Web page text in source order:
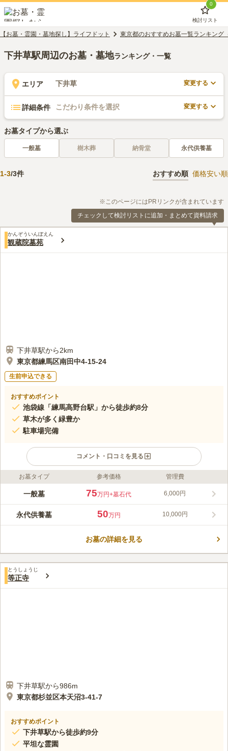
0
検討リスト
【お墓・霊園・墓地探し】ライフドット 東京都のおすすめお墓一覧ランキング
下井草駅周辺のお墓・墓地ランキング・一覧
エリア 下井草 変更する
詳細条件 こだわり条件を選択 変更する
お墓タイプから選ぶ
一般墓 樹木葬 納骨堂 永代供養墓
1-3/3件 おすすめ順 価格安い順
※このページにはPRリンクが含まれています
チェックして検討リストに追加・まとめて資料請求
かんぞういんぼえん
観蔵院墓苑
下井草駅から2km
東京都練馬区南田中4-15-24
生前申込できる
おすすめポイント
池袋線「練馬高野台駅」から徒歩約8分
草木が多く緑豊か
駐車場完備
コメント・口コミを見る
ライフドット編集部のコメント
西武池袋線「練馬高野台駅」から徒8分、駐車場も完備している
している真言宗智山派の寺院で、本堂にいる本尊は不動明王です
が、 境内にある薬師堂では薬師瑠璃光如来が本尊となり、日の
す。 境内にはたくさんの草木が植えられ、季節ごとに異なる花
みんなの評価
3.9 口コミ4件
50代男性
最寄り駅には花屋があり、お墓参りに行くにはスーパーがあるの
でろうそく、お供え物を購入するには便利です。
お墓タイプ 参考価格 管理費
一般墓 75万円+墓石代 6,000円
永代供養墓 50万円 10,000円
お墓の詳細を見る
とうしょうじ
等正寺
下井草駅から986m
東京都杉並区本天沼3-41-7
おすすめポイント
下井草駅から徒歩約9分
平坦な霊園